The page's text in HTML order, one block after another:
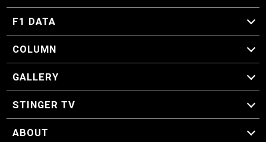
F1 ニュース
F1 DATA
F1 日程
F1 データ
COLUMN
マイ・ワンダフル・サーキット
スクーデリア・一方通行
F1に燃え、ゴルフに泣く日々。
スティングくんの部屋
GALLERY
GALLERY
STINGER TV
STINGER TV
ABOUT